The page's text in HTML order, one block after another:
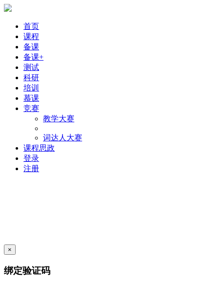
首页
课程
备课
备课+
测试
科研
培训
慕课
竞赛
教学大赛
词达人大赛
课程思政
登录
注册
×
绑定验证码